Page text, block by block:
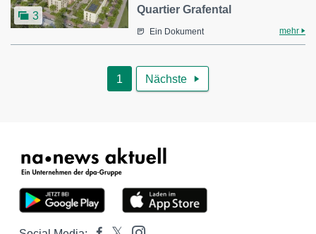
3
Quartier Grafental
Ein Dokument mehr
1 Nächste 